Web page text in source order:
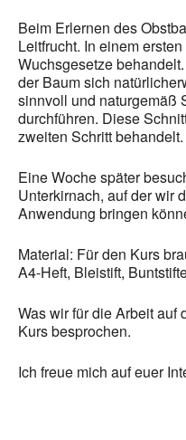
Beim Erlernen des
Leitfrucht. In einem
Wuchsgesetze
der Baum sich
sinnvoll und naturgemäß
durchführen. Diese
zweiten Schritt behandelt.
Eine Woche später
Unterkirnach, auf der wir
Anwendung bringen
Material: Für den Kurs
A4-Heft, Bleistift,
Was wir für die Arbeit auf
Kurs besprochen.
Ich freue mich auf euer